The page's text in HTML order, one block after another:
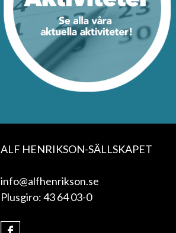
ALF HENRIKSON-SÄLLSKAPET
info@alfhenrikson.se
Plusgiro: 43 64 03-0